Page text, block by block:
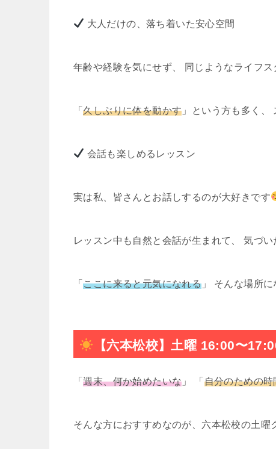
大人だけの、落ち着いた安心空間
年齢や経験を気にせず、 同じようなライフ
「久しぶりに体を動かす 」という方も多く
会話も楽しめるレッスン
実は私、皆さんとお話しするのが大好きです
レッスン中も自然と会話が生まれて、 気づい
「ここに来ると元気になれる 」 そんな場所
【六本松校】土曜 16:00〜
「週末、何か始めたいな 」 「 自分のための
そんな方におすすめなのが、六本松校の土曜